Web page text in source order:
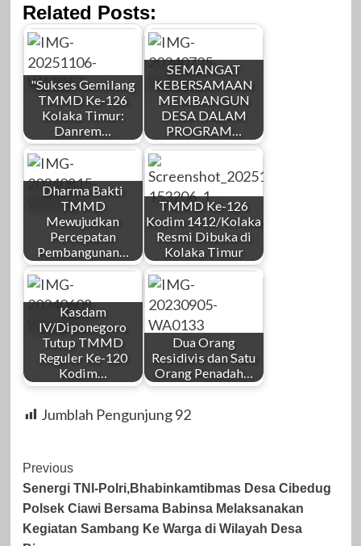
Related Posts:
"Sukses Gemilang
TMMD Ke-126
Kolaka Timur:
Danrem…
SEMANGAT
KEBERSAMAAN
MEMBANGUN
DESA DALAM
PROGRAM…
Dharma Bakti
TMMD
Mewujudkan
Percepatan
Pembangunan…
TMMD Ke-126
Kodim 1412/Kolaka
Resmi Dibuka di
Kolaka Timur
Kasdam
IV/Diponegoro
Tutup TMMD
Reguler Ke-120
Kodim…
Dua Orang
Residivis dan Satu
Orang Penadah…
Jumblah Pengunjung 92
Post
Navigation
Previous
Senergi TNI-Polri,Bhabinkamtibmas Desa Cibedug
Polsek Ciawi Bersama Babinsa Melaksanakan
Kegiatan Sambang Ke Warga di Wilayah Desa